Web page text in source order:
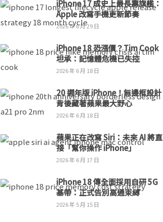
iPhone 17 成史上最長壽旗艦：
Apple 改寫手機更新節奏
2026 年 6 月 29 日
iPhone 18 恐漲價？Tim Cook
坦承：記憶體危機已失控
2026 年 6 月 18 日
20 週年版 iPhone！無邊框設計
背後藏著蘋果最大野心
2026 年 6 月 18 日
蘋果正在改寫 Siri：未來 AI 將直
接「幫你操作 iPhone」
2026 年 6 月 17 日
iPhone 18 傳全面採用自研 5G
基帶：正式告別高通束縛
2026 年 5 月 15 日